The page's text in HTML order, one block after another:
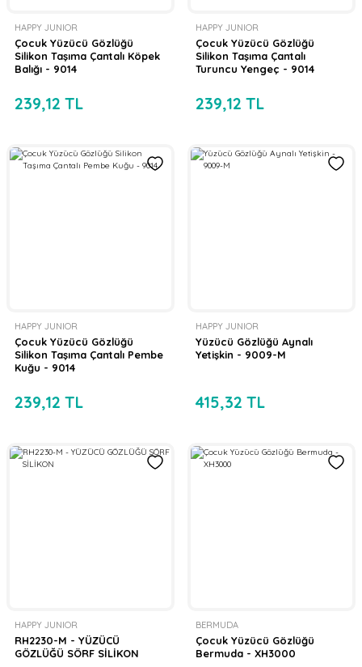
HAPPY JUNIOR
Çocuk Yüzücü Gözlüğü
Silikon Taşıma Çantalı Köpek
Balığı - 9014
239,12 TL
HAPPY JUNIOR
Çocuk Yüzücü Gözlüğü
Silikon Taşıma Çantalı
Turuncu Yengeç - 9014
239,12 TL
HAPPY JUNIOR
Çocuk Yüzücü Gözlüğü
Silikon Taşıma Çantalı Pembe
Kuğu - 9014
239,12 TL
HAPPY JUNIOR
Yüzücü Gözlüğü Aynalı
Yetişkin - 9009-M
415,32 TL
HAPPY JUNIOR
RH2230-M - YÜZÜCÜ
GÖZLÜĞÜ SÖRF SİLİKON
BERMUDA
Çocuk Yüzücü Gözlüğü
Bermuda - XH3000